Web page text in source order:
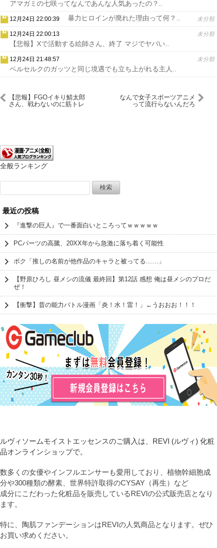
アマガミの七咲ってなんであんな人気あったの？..
12月24日 22:00:39 未分類
暴力ヒロインが廃れた理由って何？..
12月24日 22:00:13 未分類
【悲報】Xで活動する絵師さん、終了 マジでヤバい..
12月24日 21:48:57 未分類
ベルセルクのガッツと同じ境遇でも立ち上がれる主人..
【悲報】FGOイキり鯖太郎
さん、戦わないのに筋トレ
なんで女子スポーツアニメ
って流行らないんだろ
全般ランキング
索:
最近の投稿
『進撃の巨人』で一番面白いところってｗｗｗｗｗ
PCパーツの高騰、20XX年から急激に落ち着く可能性
ボク「推しの名前が他作品のキャラと被ってる……」
【野原ひろし 昼メシの流儀 最終回】第12話 感想 俺は昼メシのプロだ
ぜ！
【衝撃】昔の能力バトル漫画「炎！水！雷！」←うおおお！！！
ルヴィソームモイストエッセンスのご購入は、REVI (ルヴィ) 化粧
品オンラインショップで。
数多くの女優やインフルエンサーも愛用しており、植物幹細胞成
分や300種類の酵素、世界特許取得のCYSAY（再生）など
成分にこだわった化粧品を販売しているREVIの公式販売店となり
ます。
特に、陶肌ファンデーションはREVIの人気商品となります。ぜひ
お買い求めください。